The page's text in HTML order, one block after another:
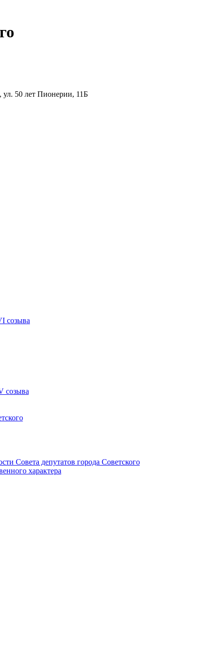
50 лет Пионерии, 11Б
созыва
созыва
Совета депутатов города Советского
характера